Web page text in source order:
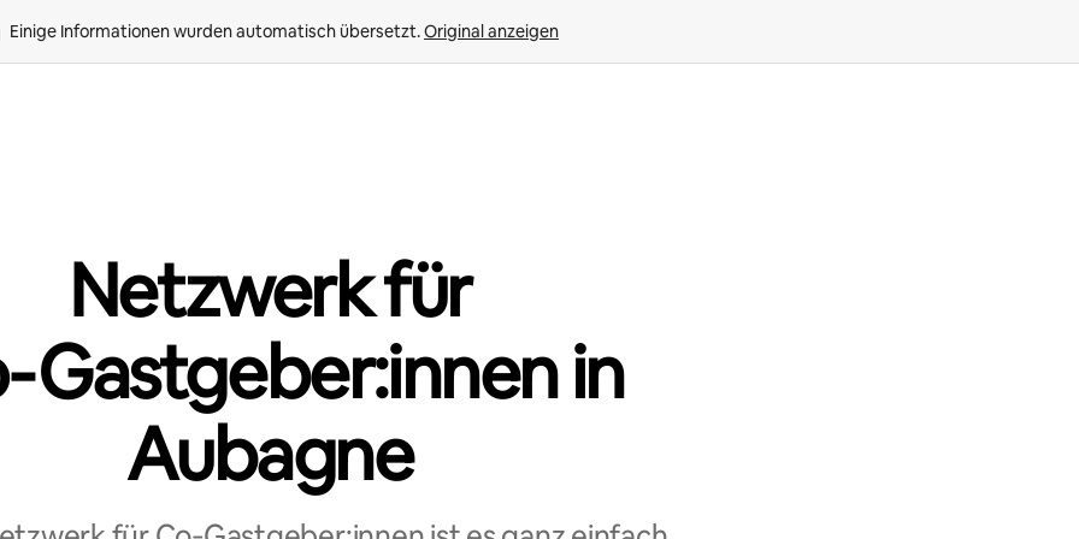
Einige Informationen wurden automatisch übersetzt. Original anzeigen
Netzwerk für
in
Aubagne